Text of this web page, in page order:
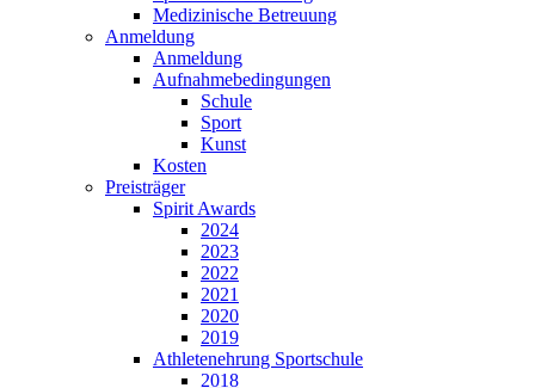
Medizinische Betreuung
Anmeldung
Anmeldung
Aufnahmebedingungen
Schule
Sport
Kunst
Kosten
Preisträger
Spirit Awards
2024
2023
2022
2021
2020
2019
Athletenehrung Sportschule
2018